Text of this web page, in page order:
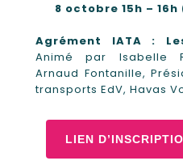
8 octobre 15h – 16h
Agrément IATA :
Animé par Isabelle
Arnaud Fontanille,
transports EdV, Havas
LIEN